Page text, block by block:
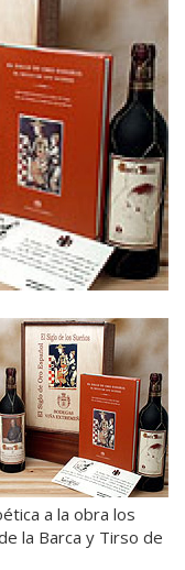
a la obra los
la Barca y Tirso de